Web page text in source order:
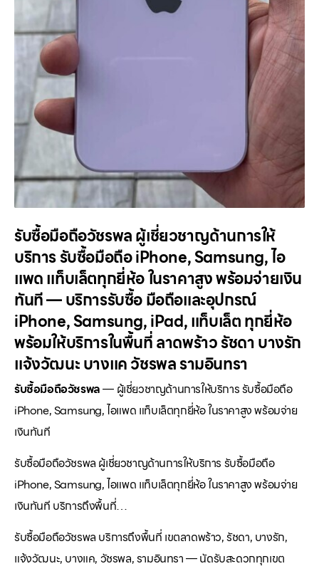
รับซื้อมือถือวัชรพล ผู้เชี่ยวชาญด้านการให้
บริการ รับซื้อมือถือ iPhone, Samsung, ไอ
แพด แท็บเล็ตทุกยี่ห้อ ในราคาสูง พร้อมจ่ายเงิน
ทันที — บริการรับซื้อ มือถือและอุปกรณ์
iPhone, Samsung, iPad, แท็บเล็ต ทุกยี่ห้อ
พร้อมให้บริการในพื้นที่ ลาดพร้าว รัชดา บางรัก
แจ้งวัฒนะ บางแค วัชรพล รามอินทรา
รับซื้อมือถือวัชรพล— ผู้เชี่ยวชาญด้านการให้บริการ รับซื้อมือถือ
iPhone, Samsung, ไอแพด แท็บเล็ตทุกยี่ห้อ ในราคาสูง พร้อมจ่าย
เงินทันที
รับซื้อมือถือวัชรพล ผู้เชี่ยวชาญด้านการให้บริการ รับซื้อมือถือ
iPhone, Samsung, ไอแพด แท็บเล็ตทุกยี่ห้อ ในราคาสูง พร้อมจ่าย
เงินทันที บริการถึงพื้นที่…
รับซื้อมือถือวัชรพล บริการถึงพื้นที่ เขตลาดพร้าว, รัชดา, บางรัก,
แจ้งวัฒนะ, บางแค, วัชรพล, รามอินทรา — นัดรับสะดวกทุกเขต